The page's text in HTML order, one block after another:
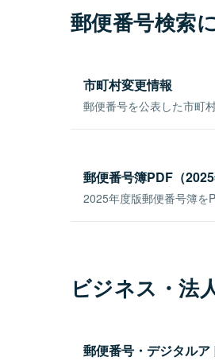
郵便番号検索
市町村変更情報
郵便番号を公表した市町
郵便番号簿PDF（2025
2025年度版郵便番号簿を
ビジネス・法
郵便番号・デジタル